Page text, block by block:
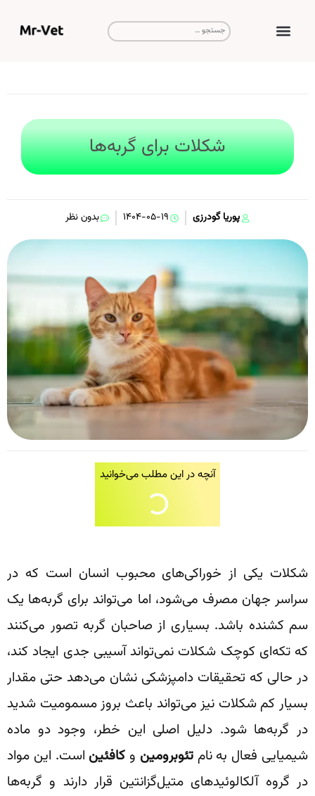
شکلات برای گربه‌ها
پوریا گودرزی ۱۴۰۴-۰۵-۱۹ بدون نظر
آنچه در این مطلب می‌خوانید
شکلات یکی از خوراکی‌های محبوب انسان است که در
سراسر جهان مصرف می‌شود، اما می‌تواند برای گربه‌ها یک
سم کشنده باشد. بسیاری از صاحبان گربه تصور می‌کنند
که تکه‌ای کوچک شکلات نمی‌تواند آسیبی جدی ایجاد کند،
در حالی که تحقیقات دامپزشکی نشان می‌دهد حتی مقدار
بسیار کم شکلات نیز می‌تواند باعث بروز مسمومیت شدید
در گربه‌ها شود. دلیل اصلی این خطر، وجود دو ماده
شیمیایی فعال به نامتئوبرومین و کافئین است. این مواد
در گروه آلکالوئیدهای متیل‌گزانتین قرار دارند و گربه‌ها